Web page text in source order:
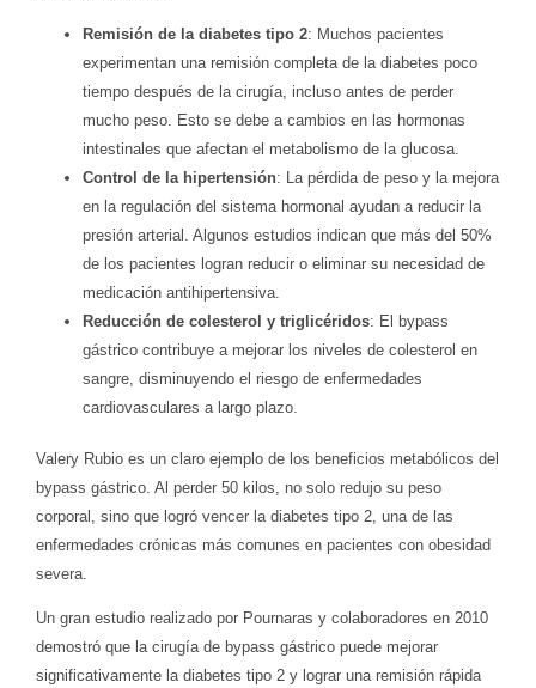
Remisión de la diabetes tipo 2: Muchos pacientes
experimentan una remisión completa de la diabetes poco
tiempo después de la cirugía, incluso antes de perder
mucho peso. Esto se debe a cambios en las hormonas
intestinales que afectan el metabolismo de la glucosa.
Control de la hipertensión: La pérdida de peso y la mejora
en la regulación del sistema hormonal ayudan a reducir la
presión arterial. Algunos estudios indican que más del 50%
de los pacientes logran reducir o eliminar su necesidad de
medicación antihipertensiva.
Reducción de colesterol y triglicéridos: El bypass
gástrico contribuye a mejorar los niveles de colesterol en
sangre, disminuyendo el riesgo de enfermedades
cardiovasculares a largo plazo.
Valery Rubio es un claro ejemplo de los beneficios metabólicos del
bypass gástrico. Al perder 50 kilos, no solo redujo su peso
corporal, sino que logró vencer la diabetes tipo 2, una de las
enfermedades crónicas más comunes en pacientes con obesidad
severa.
Un gran estudio realizado por Pournaras y colaboradores en 2010
demostró que la cirugía de bypass gástrico puede mejorar
significativamente la diabetes tipo 2 y lograr una remisión rápida